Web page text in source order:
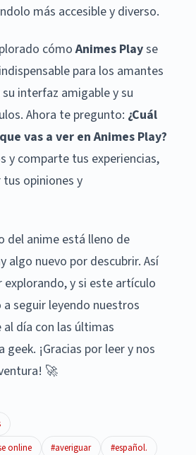
más accesible y diverso.
cómoAnimes Playse
para los amantes
interfaz amigable y su
Ahora te pregunto: ¿Cuál
vas a ver en Animes Play?
y comparte tus experiencias,
opiniones y
del anime está lleno de
algo nuevo por descubrir. Así
explorando, y si este artículo
seguir leyendo nuestros
día con las últimas
¡Gracias por leer y nos
🚀
online
#averiguar
#español.